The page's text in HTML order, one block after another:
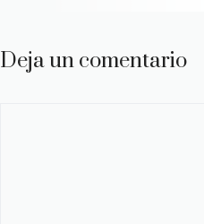
Deja un comentario